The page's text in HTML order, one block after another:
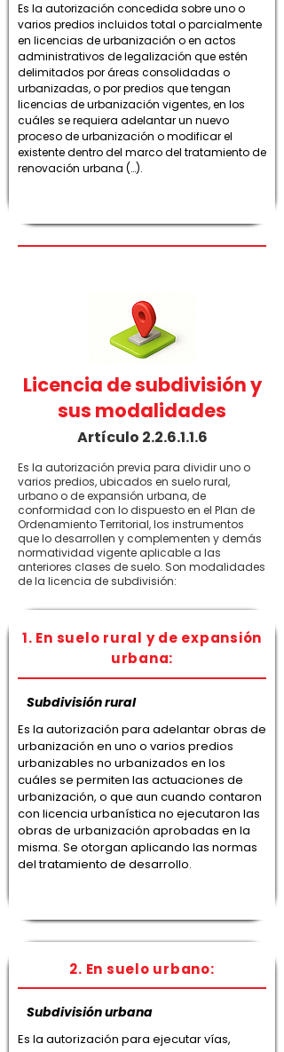
Es la autorización concedida sobre uno o
varios predios incluidos total o parcialmente
en licencias de urbanización o en actos
administrativos de legalización que estén
delimitados por áreas consolidadas o
urbanizadas, o por predios que tengan
licencias de urbanización vigentes, en los
cuáles se requiera adelantar un nuevo
proceso de urbanización o modificar el
existente dentro del marco del tratamiento de
renovación urbana (…).
Licencia de subdivisión y
sus modalidades
Artículo 2.2.6.1.1.6
Es la autorización previa para dividir uno o
varios predios, ubicados en suelo rural,
urbano o de expansión urbana, de
conformidad con lo dispuesto en el Plan de
Ordenamiento Territorial, los instrumentos
que lo desarrollen y complementen y demás
normatividad vigente aplicable a las
anteriores clases de suelo. Son modalidades
de la licencia de subdivisión:
1. En suelo rural y de expansión
urbana:
Subdivisión rural
Es la autorización para adelantar obras de
urbanización en uno o varios predios
urbanizables no urbanizados en los
cuáles se permiten las actuaciones de
urbanización, o que aun cuando contaron
con licencia urbanística no ejecutaron las
obras de urbanización aprobadas en la
misma. Se otorgan aplicando las normas
del tratamiento de desarrollo.
2. En suelo urbano:
Subdivisión urbana
Es la autorización para ejecutar vías,